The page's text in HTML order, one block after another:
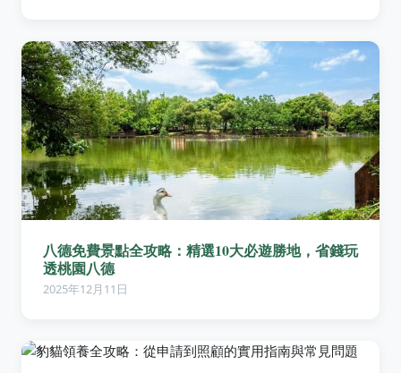
八德免費景點全攻略：精選10大必遊勝地，省錢玩
透桃園八德
2025年12月11日